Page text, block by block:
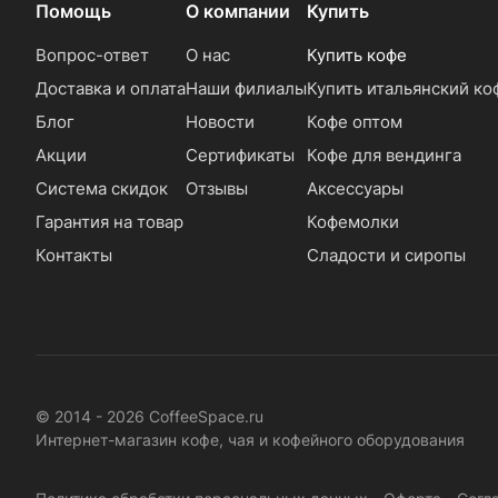
Помощь
Вопрос-ответ
Доставка и оплата
Блог
Акции
Система скидок
Гарантия на товар
Контакты
О компании
О нас
Наши филиалы
Новости
Сертификаты
Отзывы
Купить
Купить кофе
Купить итальянский
Кофе оптом
Кофе для вендинга
Аксессуары
Кофемолки
Сладости и сиропы
© 2014 - 2026 CoffeeSpace.ru
Интернет-магазин кофе, чая и кофейного оборудования